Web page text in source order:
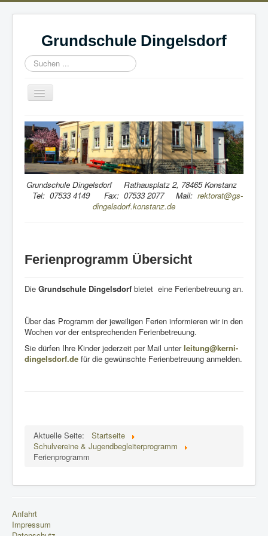
Grundschule Dingelsdorf
Suchen
...
Navigation
an/aus
Home
Wir
Schule & Leitgedanke
Schulvereine & Jugendbegleiterprogramm
Grundschule Dingelsdorf Rathausplatz 2, 78465 Konstanz
Tel: 07533 4149 Fax: 07533 2077 Mail: rektorat@gs-
dingelsdorf.konstanz.de
Ferienprogramm Übersicht
Die Grundschule Dingelsdorf bietet eine Ferienbetreuung an.
Über das Programm der jeweiligen Ferien informieren wir in den
Wochen vor der entsprechenden Ferienbetreuung.
Sie dürfen Ihre Kinder jederzeit per Mail unterleitung@kerni-
dingelsdorf.de für die gewünschte Ferienbetreuung anmelden.
Aktuelle Seite:
Startseite
Schulvereine & Jugendbegleiterprogramm
Ferienprogramm
Anfahrt
Impressum